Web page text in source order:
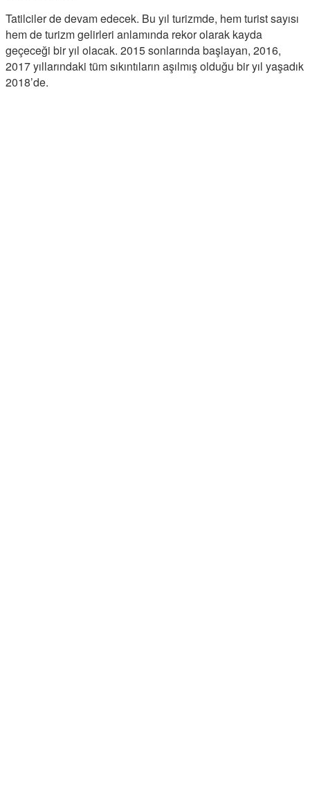
Tatilciler de devam edecek. Bu yıl turizmde, hem turist sayısı
hem de turizm gelirleri anlamında rekor olarak kayda
geçeceği bir yıl olacak. 2015 sonlarında başlayan, 2016,
2017 yıllarındaki tüm sıkıntıların aşılmış olduğu bir yıl yaşadık
2018’de.